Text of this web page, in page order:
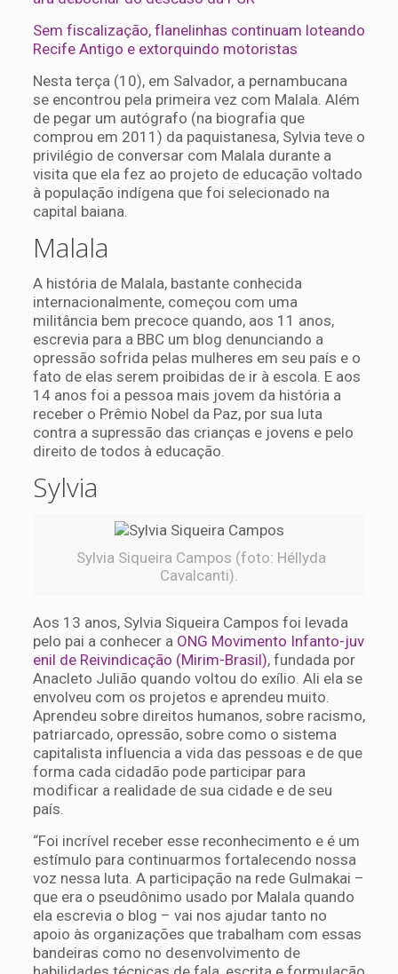
Sem fiscalização, flanelinhas continuam loteando
Recife Antigo e extorquindo motoristas
Nesta terça (10), em Salvador, a pernambucana
se encontrou pela primeira vez com Malala. Além
de pegar um autógrafo (na biografia que
comprou em 2011) da paquistanesa, Sylvia teve o
privilégio de conversar com Malala durante a
visita que ela fez ao projeto de educação voltado
à população indígena que foi selecionado na
capital baiana.
Malala
A história de Malala, bastante conhecida
internacionalmente, começou com uma
militância bem precoce quando, aos 11 anos,
escrevia para a BBC um blog denunciando a
opressão sofrida pelas mulheres em seu país e o
fato de elas serem proibidas de ir à escola. E aos
14 anos foi a pessoa mais jovem da história a
receber o Prêmio Nobel da Paz, por sua luta
contra a supressão das crianças e jovens e pelo
direito de todos à educação.
Sylvia
Sylvia Siqueira Campos (foto: Héllyda
Cavalcanti).
Aos 13 anos, Sylvia Siqueira Campos foi levada
pelo pai a conhecer a ONG Movimento Infanto-juv
enil de Reivindicação (Mirim-Brasil), fundada por
Anacleto Julião quando voltou do exílio. Ali ela se
envolveu com os projetos e aprendeu muito.
Aprendeu sobre direitos humanos, sobre racismo,
patriarcado, opressão, sobre como o sistema
capitalista influencia a vida das pessoas e de que
forma cada cidadão pode participar para
modificar a realidade de sua cidade e de seu
país.
“Foi incrível receber esse reconhecimento e é um
estímulo para continuarmos fortalecendo nossa
voz nessa luta. A participação na rede Gulmakai –
que era o pseudônimo usado por Malala quando
ela escrevia o blog – vai nos ajudar tanto no
apoio às organizações que trabalham com essas
bandeiras como no desenvolvimento de